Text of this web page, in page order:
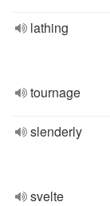
lathing
tournage
slenderly
svelte